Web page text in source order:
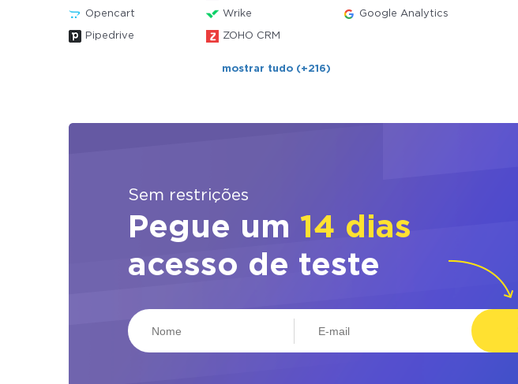
Opencart Wrike Google Analytics
Pipedrive ZOHO CRM
mostrar tudo (+216)
Sem restrições
Pegue um 14 dias
acesso de teste